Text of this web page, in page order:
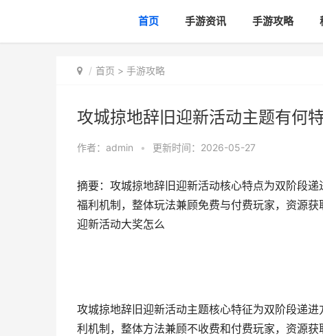
首页 手游资讯 手游攻略
首页 > 手游攻略
攻城掠地辞旧迎新活动主题有何
作者： admin • 更新时间：2026-05-27
摘要：攻城掠地辞旧迎新活动核心特点为双阶段
福利机制，整体玩法兼顾免费与付费玩家，资源
迎新活动大奖怎么
攻城掠地辞旧迎新活动主题核心特征为双阶段递
利机制，整体方法兼顾不收费和付费玩家，资源